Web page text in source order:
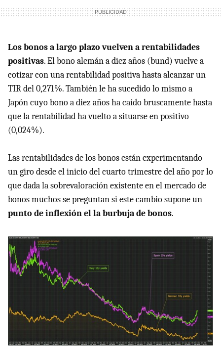
Los bonos a largo plazo vuelven a rentabilidades
positivas. El bono alemán a diez años (bund) vuelve a
cotizar con una rentabilidad positiva hasta alcanzar un
TIR del 0,271%. También le ha sucedido lo mismo a
Japón cuyo bono a diez años ha caído bruscamente hasta
que la rentabilidad ha vuelto a situarse en positivo
(0,024%).
Las rentabilidades de los bonos están experimentando
un giro desde el inicio del cuarto trimestre del año por lo
que dada la sobrevaloración existente en el mercado de
bonos muchos se preguntan si este cambio supone un
punto de inflexión el la burbuja de bonos.